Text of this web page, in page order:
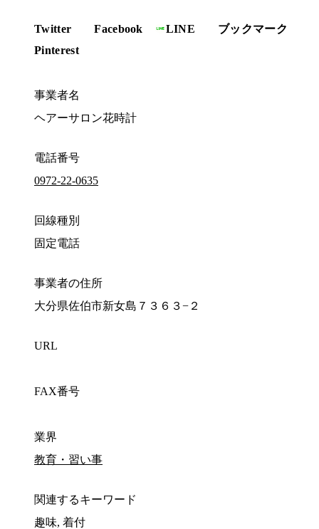
Twitter Facebook LINE
ブックマーク
Pinterest
事業者名
ヘアーサロン花時計
電話番号
0972-22-0635
回線種別
固定電話
事業者の住所
大分県佐伯市新女島７３６３−２
URL
FAX番号
業界
教育・習い事
関連するキーワード
趣味, 着付